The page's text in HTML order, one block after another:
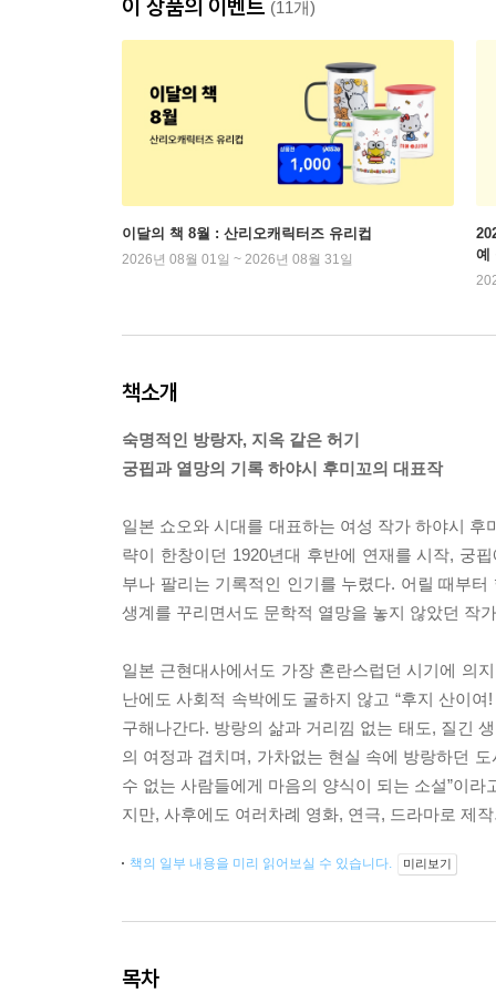
이 상품의 이벤트 (11개)
이달의 책 8월 : 산리오캐릭터즈 유리컵
2026년 08월 01일 ~ 2026년 08월 31일
예
책소개
숙명적인 방랑자, 지옥 같은 허기
궁핍과 열망의 기록 하야시 후미꼬의 대표작
일본 쇼오와 시대를 대표하는 여성 작가 하야시
략이 한창이던 1920년대 후반에 연재를 시작, 궁
부나 팔리는 기록적인 인기를 누렸다. 어릴 때부
생계를 꾸리면서도 문학적 열망을 놓지 않았던 작
일본 근현대사에서도 가장 혼란스럽던 시기에 의
난에도 사회적 속박에도 굴하지 않고 “후지 산이
구해나간다. 방랑의 삶과 거리낌 없는 태도, 질긴
의 여정과 겹치며, 가차없는 현실 속에 방랑하던
수 없는 사람들에게 마음의 양식이 되는 소설”이
지만, 사후에도 여러차례 영화, 연극, 드라마로 제
책의 일부 내용을 미리 읽어보실 수 있습니다. 미리보기
목차